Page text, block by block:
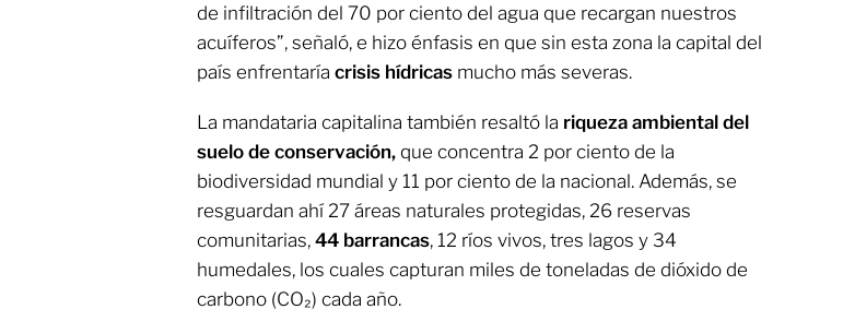
de infiltración del 70 por ciento del agua que recargan nuestros
acuíferos”, señaló, e hizo énfasis en que sin esta zona la capital del
país enfrentaría crisis hídricas mucho más severas.
La mandataria capitalina también resaltó la riqueza ambiental del
suelo de conservación, que concentra 2 por ciento de la
biodiversidad mundial y 11 por ciento de la nacional. Además, se
resguardan ahí 27 áreas naturales protegidas, 26 reservas
comunitarias, 44 barrancas, 12 ríos vivos, tres lagos y 34
humedales, los cuales capturan miles de toneladas de dióxido de
carbono (CO₂) cada año.